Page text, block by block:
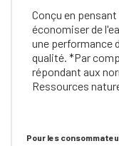
Conçu en
économiser de
une performance
qualité. *Par
répondant aux
Ressources
Pour les